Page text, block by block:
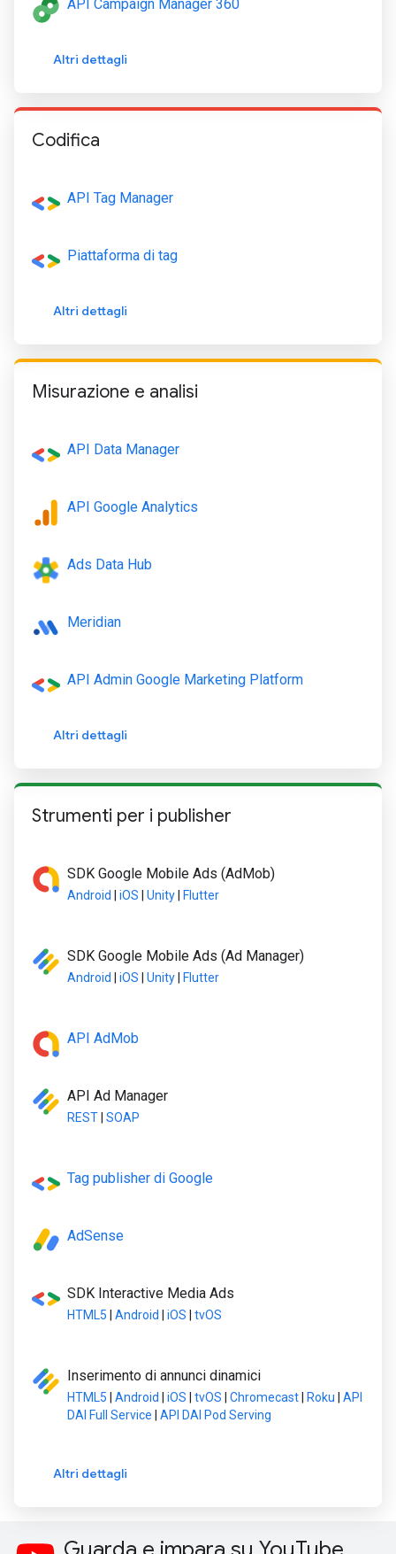
API Campaign Manager 360
Altri dettagli
Codifica
API Tag Manager
Piattaforma di tag
Altri dettagli
Misurazione e analisi
API Data Manager
API Google Analytics
Ads Data Hub
Meridian
API Admin Google Marketing Platform
Altri dettagli
Strumenti per i publisher
SDK Google Mobile Ads (AdMob)
Android iOS Unity Flutter
SDK Google Mobile Ads (Ad Manager)
Android iOS Unity Flutter
API AdMob
API Ad Manager
REST SOAP
Tag publisher di Google
AdSense
SDK Interactive Media Ads
HTML5 Android iOS tvOS
Inserimento di annunci dinamici
HTML5 Android iOS tvOS Chromecast Roku
API
DAI Full Service
API DAI Pod Serving
Altri dettagli